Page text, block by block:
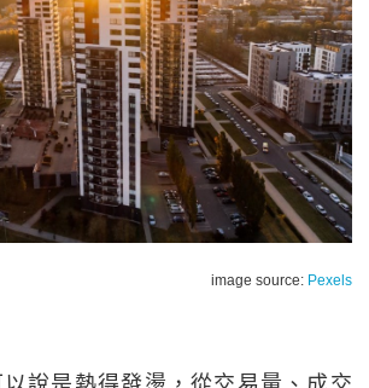
image source: Pexels